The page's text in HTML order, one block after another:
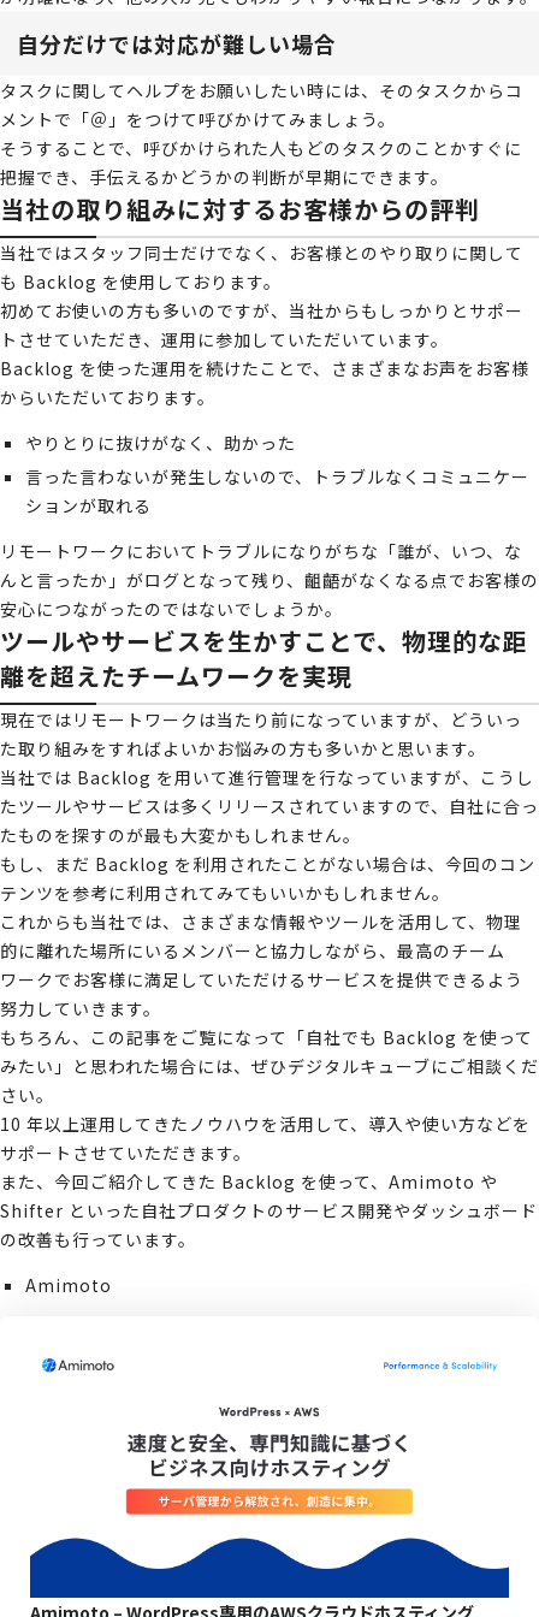
自分だけでは対応が難しい場合
タスクに関してヘルプをお願いしたい時には、そのタスクからコ
メントで「＠」をつけて呼びかけてみましょう。
そうすることで、呼びかけられた人もどのタスクのことかすぐに
把握でき、手伝えるかどうかの判断が早期にできます。
当社の取り組みに対するお客様からの評判
当社ではスタッフ同士だけでなく、お客様とのやり取りに関して
も Backlog を使用しております。
初めてお使いの方も多いのですが、当社からもしっかりとサポー
トさせていただき、運用に参加していただいています。
Backlog を使った運用を続けたことで、さまざまなお声をお客様
からいただいております。
やりとりに抜けがなく、助かった
言った言わないが発生しないので、トラブルなくコミュニケー
ションが取れる
リモートワークにおいてトラブルになりがちな「誰が、いつ、な
んと言ったか」がログとなって残り、齟齬がなくなる点でお客様の
安心につながったのではないでしょうか。
ツールやサービスを生かすことで、物理的な距
離を超えたチームワークを実現
現在ではリモートワークは当たり前になっていますが、どういっ
た取り組みをすればよいかお悩みの方も多いかと思います。
当社では Backlog を用いて進行管理を行なっていますが、こうし
たツールやサービスは多くリリースされていますので、自社に合っ
たものを探すのが最も大変かもしれません。
もし、まだ Backlog を利用されたことがない場合は、今回のコン
テンツを参考に利用されてみてもいいかもしれません。
これからも当社では、さまざまな情報やツールを活用して、物理
的に離れた場所にいるメンバーと協力しながら、最高のチーム
ワークでお客様に満足していただけるサービスを提供できるよう
努力していきます。
もちろん、この記事をご覧になって「自社でも Backlog を使って
みたい」と思われた場合には、ぜひデジタルキューブにご相談くだ
さい。
10 年以上運用してきたノウハウを活用して、導入や使い方などを
サポートさせていただきます。
また、今回ご紹介してきた Backlog を使って、Amimoto や
Shifter といった自社プロダクトのサービス開発やダッシュボード
の改善も行っています。
Amimoto